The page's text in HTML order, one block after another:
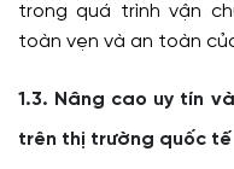
trong quá trình vận
toàn vẹn và an toàn
1.3. Nâng cao uy tín
trên thị trường quốc tế